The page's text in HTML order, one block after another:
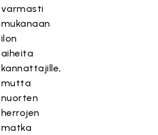
varmasti
mukanaan
ilon
aiheita
kannattajille,
mutta
nuorten
herrojen
matka